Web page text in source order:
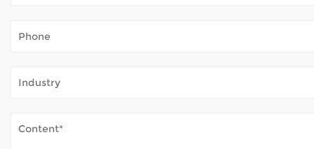
Как мобильный самокат справляется с погодными
постоянной усталости. Когда самокат регулярно используется на откр...
Dec 31, 2025